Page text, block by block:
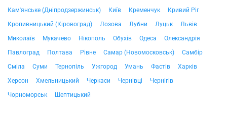
Кам'янське (Дніпродзержинськ)
Київ Кременчук
Кривий Ріг
Кропивницький (Кіровоград)
Лозова Лубни Луцьк
Львів
Миколаїв
Мукачево Нікополь Обухів Одеса
Олександрія
Павлоград
Полтава Рівне Самар (Новомосковськ)
Самбір
Сміла
Суми Тернопіль Ужгород Умань Фастів
Харків
Херсон
Хмельницький Черкаси Чернівці
Чернігів
Чорноморськ
Шептицький